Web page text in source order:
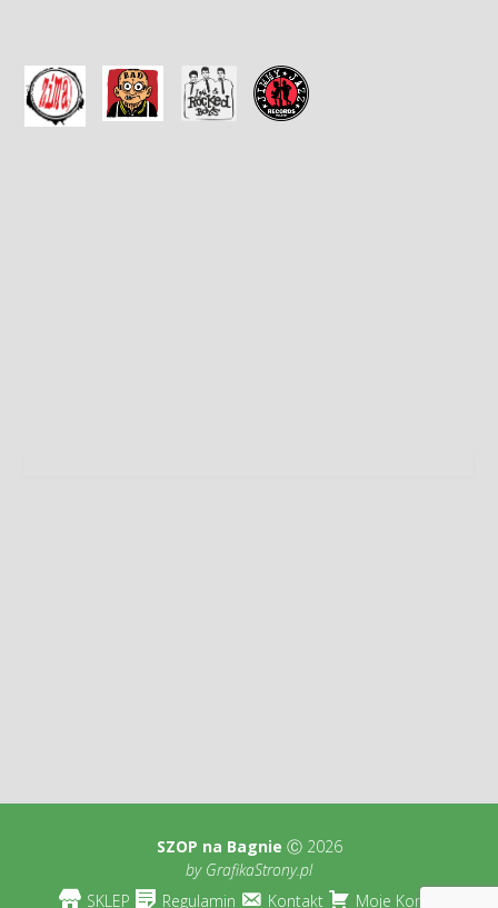
SZOP na Bagnie Ⓒ 2026
byGrafikaStrony.pl
SKLEP
Regulamin Kontakt Moje Konto